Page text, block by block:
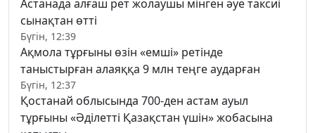
Астанада алғаш рет жолаушы мінген әуе таксиі
сынақтан өтті
Бүгін, 12:39
Ақмола тұрғыны өзін «емші» ретінде
таныстырған алаяққа 9 млн теңге аударған
Бүгін, 12:37
Қостанай облысында 700-ден астам ауыл
тұрғыны «Әділетті Қазақстан үшін» жобасына